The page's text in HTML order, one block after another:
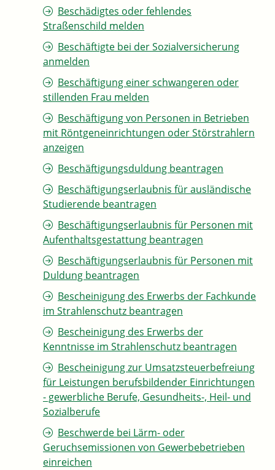
Beschädigtes oder fehlendes
Straßenschild melden
Beschäftigte bei der Sozialversicherung
anmelden
Beschäftigung einer schwangeren oder
stillenden Frau melden
Beschäftigung von Personen in Betrieben
mit Röntgeneinrichtungen oder Störstrahlern
anzeigen
Beschäftigungsduldung beantragen
Beschäftigungserlaubnis für ausländische
Studierende beantragen
Beschäftigungserlaubnis für Personen mit
Aufenthaltsgestattung beantragen
Beschäftigungserlaubnis für Personen mit
Duldung beantragen
Bescheinigung des Erwerbs der Fachkunde
im Strahlenschutz beantragen
Bescheinigung des Erwerbs der
Kenntnisse im Strahlenschutz beantragen
Bescheinigung zur Umsatzsteuerbefreiung
für Leistungen berufsbildender Einrichtungen
- gewerbliche Berufe, Gesundheits-, Heil- und
Sozialberufe
Beschwerde bei Lärm- oder
Geruchsemissionen von Gewerbebetrieben
einreichen